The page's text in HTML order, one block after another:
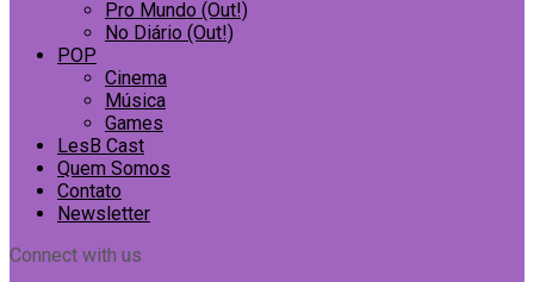
Pro Mundo (Out!)
No Diário (Out!)
POP
Cinema
Música
Games
LesB Cast
Quem Somos
Contato
Newsletter
Connect with us